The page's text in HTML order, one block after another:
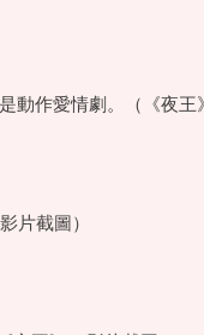
作愛情劇。（《夜王
片截圖）